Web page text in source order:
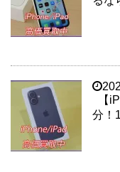
【
分！